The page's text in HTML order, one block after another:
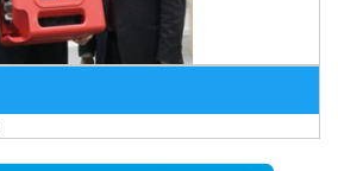
2026年8月5日